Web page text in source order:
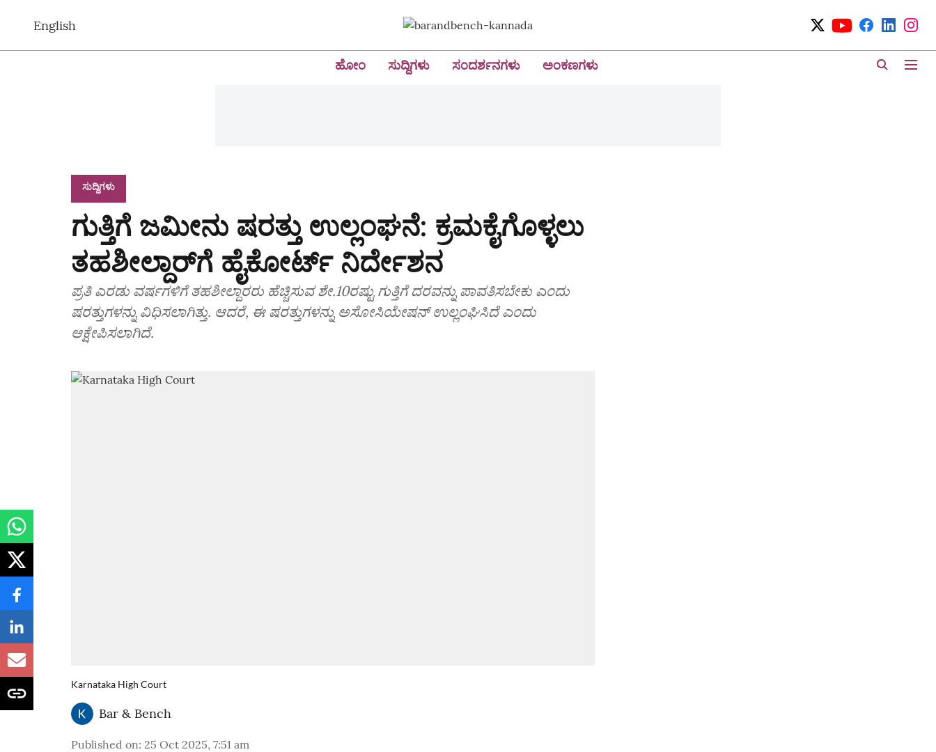
English
ಹೋಂ ಸುದ್ದಿಗಳು ಸಂದರ್ಶನಗಳು ಅಂಕಣಗಳು
ಸುದ್ದಿಗಳು
ಗುತ್ತಿಗೆ ಜಮೀನು ಷರತ್ತು ಉಲ್ಲಂಘನೆ: ಕ್ರಮಕೈಗೊಳ್ಳಲು
ತಹಶೀಲ್ದಾರ್‌ಗೆ ಹೈಕೋರ್ಟ್‌ ನಿರ್ದೇಶನ
ಪ್ರತಿ ಎರಡು ವರ್ಷಗಳಿಗೆ ತಹಶೀಲ್ದಾರರು ಹೆಚ್ಚಿಸುವ ಶೇ.10ರಷ್ಟು ಗುತ್ತಿಗೆ ದರವನ್ನು ಪಾವತಿಸಬೇಕು ಎಂದು
ಷರತ್ತುಗಳನ್ನು ವಿಧಿಸಲಾಗಿತ್ತು. ಆದರೆ, ಈ ಷರತ್ತುಗಳನ್ನು ಅಸೋಸಿಯೇಷನ್ ಉಲ್ಲಂಘಿಸಿದೆ ಎಂದು
ಆಕ್ಷೇಪಿಸಲಾಗಿದೆ.
Karnataka High Court
Bar & Bench
Published on: 25 Oct 2025, 7:51 am